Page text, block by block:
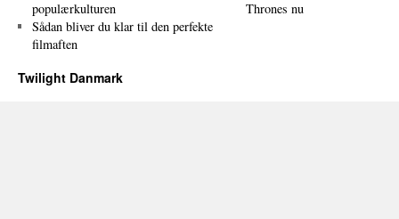
populærkulturen
Sådan bliver du klar til den perfekte
filmaften
Thrones nu
Twilight Danmark